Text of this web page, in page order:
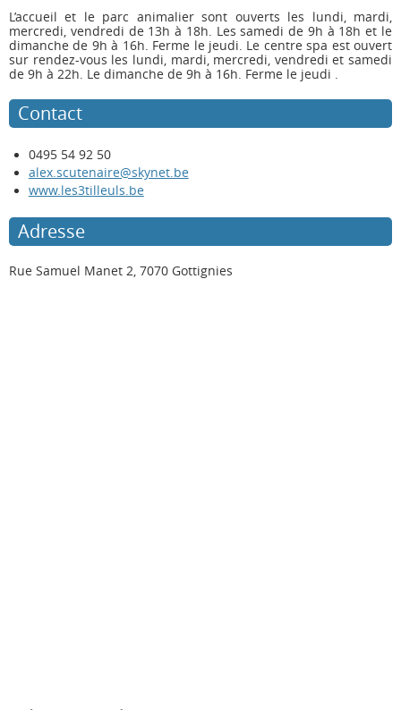
L’accueil et le parc animalier sont ouverts les lundi, mardi,
mercredi, vendredi de 13h à 18h. Les samedi de 9h à 18h et le
dimanche de 9h à 16h. Ferme le jeudi. Le centre spa est ouvert
sur rendez-vous les lundi, mardi, mercredi, vendredi et samedi
de 9h à 22h. Le dimanche de 9h à 16h. Ferme le jeudi .
Contact
0495 54 92 50
alex.scutenaire@skynet.be
www.les3tilleuls.be
Adresse
Rue Samuel Manet 2, 7070 Gottignies